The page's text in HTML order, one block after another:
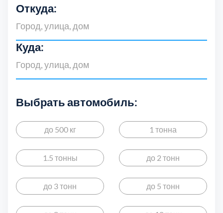
Откуда:
Куда:
Выбрать автомобиль:
до 500 кг 1 тонна
1.5 тонны до 2 тонн
до 3 тонн до 5 тонн
Балашиха